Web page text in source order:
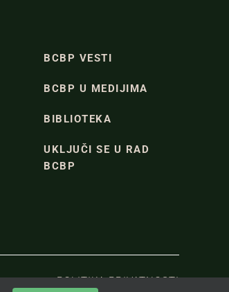
BCBP VESTI
BCBP U MEDIJIMA
BIBLIOTEKA
UKLJUČI SE U RAD
BCBP
POLITIKA PRIVATNOSTI